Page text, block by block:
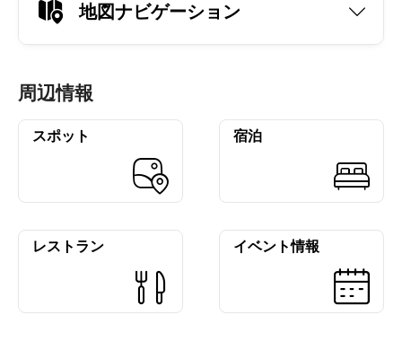
地図ナビゲーション
周辺情報
スポット 宿泊
レストラン イベント情報